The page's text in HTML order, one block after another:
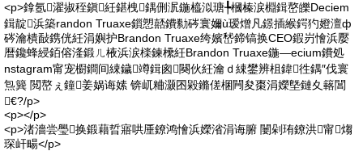
<p>鎿氬濯掓秷鎭紝鍖栧鍝侀泦鍦橀泤瑭╄槶榛涙棩鍓嶅皪Deciem
鍓靛浜築randon Truaxe鎻愬嚭鐨勬硶寰嬭ù瑷熷凡鐛插緱鍔犳嬁澶ф
硶瀹樻敮鎸侊紝涓嬩护Brandon Truaxe绔嬪嵆鍗镐换CEO鍜岃懀浜嬮
暦鑱蜂綅銆傛湰鍛ㄦ棭浜涙檪鍊欙紝Brandon Truaxe鍦―ecium鐨処
nstagram甯宠櫉鐧间綀鐬竴鍓囪闋伙紝瀹ｄ綀鐢辨柤鍏徃鍝″伐寰
炰簨 閲嶅ぇ鐘姜娲诲嫊 锛屼粬灏囨毇鏅傞棞闁夋棗涓嬫墍鏈夊簵閶
€?/p>
<p></p>
<p>渚濇尝璺换鍛藉晢寤哄厜鐐鸿懀浜嬫渻涓诲腑 闄剁珛鐐洪甯煼
琛屽畼</p>